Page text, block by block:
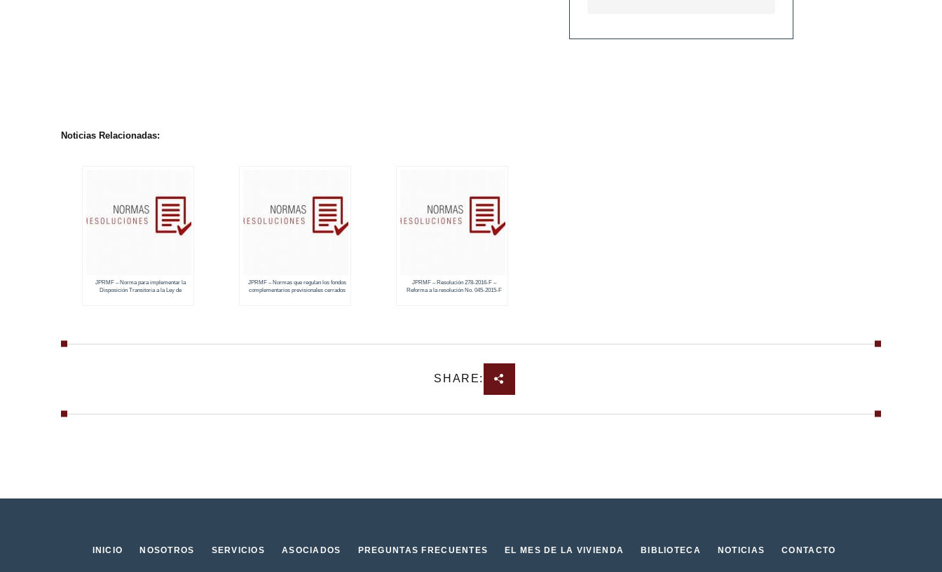
Noticias Relacionadas:
JPRMF – Norma para implementar la
Disposición Transitoria a la Ley de
JPRMF – Normas que regulan los fondos
complementarios previsionales cerrados
JPRMF – Resolución 278-2016-F –
Reforma a la resolución No. 045-2015-F
SHARE:
INICIO NOSOTROS SERVICIOS ASOCIADOS PREGUNTAS FRECUENTES EL MES DE LA VIVIENDA BIBLIOTECA NOTICIAS CONTACTO